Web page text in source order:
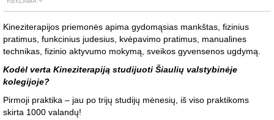
Kineziterapijos priemonės apima gydomąsias mankštas, fizinius
pratimus, funkcinius judesius, kvėpavimo pratimus, manualines
technikas, fizinio aktyvumo mokymą, sveikos gyvensenos ugdymą.
Kodėl verta Kineziterapiją studijuoti Šiaulių valstybinėje
kolegijoje?
Pirmoji praktika – jau po trijų studijų mėnesių, iš viso praktikoms
skirta 1000 valandų!